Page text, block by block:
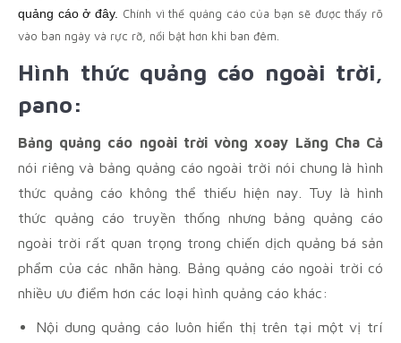
quảng cáo ở đây. Chính vì thế quảng cáo của bạn sẽ được thấy rõ
vào ban ngày và rực rỡ, nổi bật hơn khi ban đêm.
Hình thức quảng cáo ngoài trời,
pano:
Bảng quảng cáo ngoài trời vòng xoay Lăng Cha Cả
nói riêng và bảng quảng cáo ngoài trời nói chung là hình
thức quảng cáo không thể thiếu hiện nay. Tuy là hình
thức quảng cáo truyền thống nhưng bảng quảng cáo
ngoài trời rất quan trọng trong chiến dịch quảng bá sản
phẩm của các nhãn hàng. Bảng quảng cáo ngoài trời có
nhiều ưu điểm hơn các loại hình quảng cáo khác:
Nội dung quảng cáo luôn hiển thị trên tại một vị trí